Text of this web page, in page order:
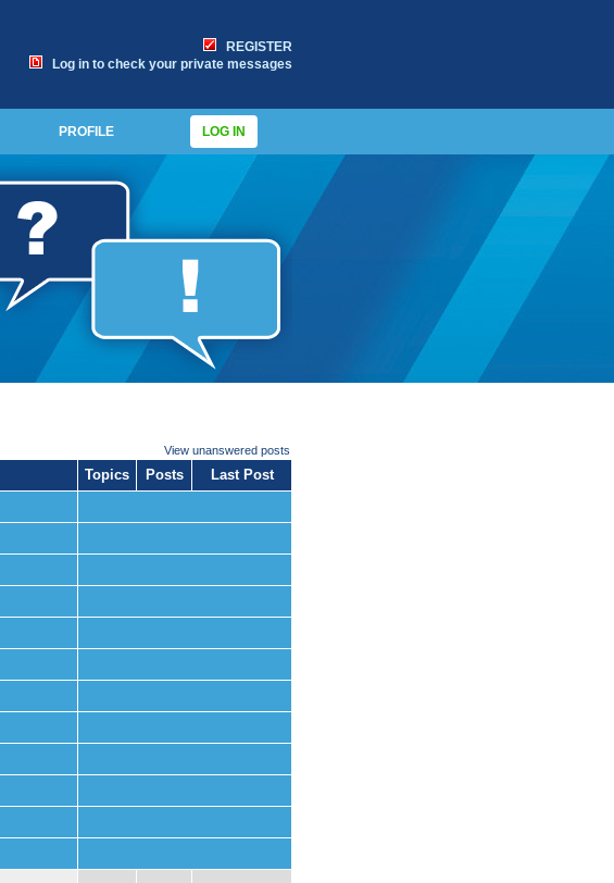
REGISTER
Log in to check your private messages
PROFILE LOG IN
View unanswered posts
Topics Posts Last Post